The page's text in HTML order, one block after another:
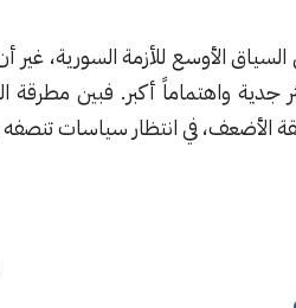
الأوسع للأزمة السورية،
واهتماماً أكبر. فبين مطرقة
الأضعف، في انتظار سياسات